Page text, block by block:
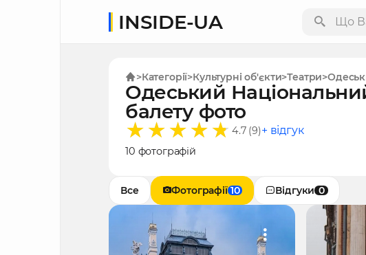
INSIDE-UA
Категорії Культурні об'єкти Театри
Одеський
балету фото
4.7 (9)+ відгук
10 фотографій
Все Фотографії 10 Відгуки 0